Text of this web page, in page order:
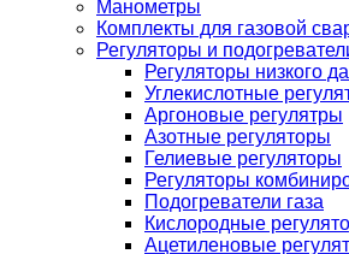
Манометры
Комплекты для газовой
Регуляторы и
Регуляторы низкого
Углекислотные
Аргоновые регулятры
Азотные регуляторы
Гелиевые регуляторы
Регуляторы
Подогреватели газа
Кислородные
Ацетиленовые